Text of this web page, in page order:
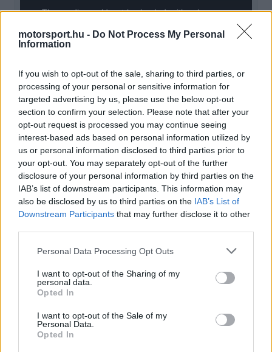
motorsport.hu - Do Not Process My Personal
Information
If you wish to opt-out of the sale, sharing to third parties, or
processing of your personal or sensitive information for
targeted advertising by us, please use the below opt-out
section to confirm your selection. Please note that after your
opt-out request is processed you may continue seeing
interest-based ads based on personal information utilized by
us or personal information disclosed to third parties prior to
your opt-out. You may separately opt-out of the further
disclosure of your personal information by third parties on the
IAB’s list of downstream participants. This information may
also be disclosed by us to third parties on the IAB’s List of
Downstream Participants that may further disclose it to other
Please note that this website/app uses one or more Google
not limited to your visit or usage behaviour. You may click to
grant or deny consent to Google and its third-party tags to
use your data for below specified purposes in below Google
consent section.
Personal Data Processing Opt Outs
I want to opt-out of the Sharing of my
personal data.
Opted In
I want to opt-out of the Sale of my
Personal Data.
Opted In
This
is
modal
window.
The media could not be loaded, either because
is not supported.
Mazzola aScuderia Fansszerint különösen azt a
helyzetet kifogásolta, ahogyan aMercedes
kezelte a pilótáit a barcelonai futamon. Kimi
Antonelli többször is meggyőző tempót diktált,
sőt az olasz pilóta némileg jobb teljesítményt
nyújtott a csapattársánál.
EZEKET IS AJÁNLJUK